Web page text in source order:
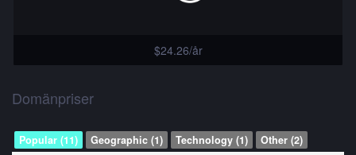
$24.26/år
Domänpriser
Popular (11) Geographic (1) Technology (1) Other (2)